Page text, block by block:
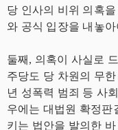
당 인사의 비위 의혹
와 공식 입장을 내놓아
둘째, 의혹이 사실로
주당도 당 차원의 무
년 성폭력 범죄 등 사
우에는 대법원 확정판
키는 법안을 발의한